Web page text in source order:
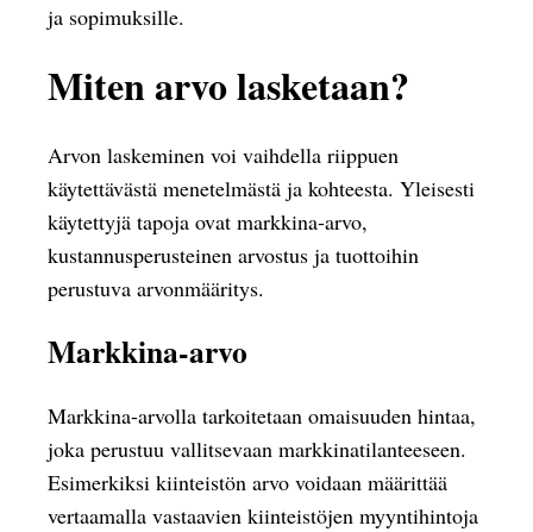
ja sopimuksille.
Miten arvo lasketaan?
Arvon laskeminen voi vaihdella riippuen
käytettävästä menetelmästä ja kohteesta. Yleisesti
käytettyjä tapoja ovat markkina-arvo,
kustannusperusteinen arvostus ja tuottoihin
perustuva arvonmääritys.
Markkina-arvo
Markkina-arvolla tarkoitetaan omaisuuden hintaa,
joka perustuu vallitsevaan markkinatilanteeseen.
Esimerkiksi kiinteistön arvo voidaan määrittää
vertaamalla vastaavien kiinteistöjen myyntihintoja